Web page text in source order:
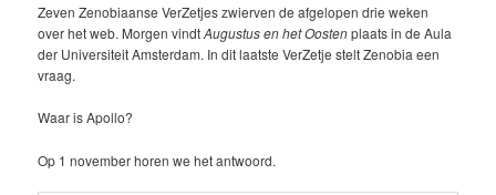
Zeven Zenobiaanse VerZetjes zwierven de afgelopen drie weken
over het web. Morgen vindtAugustus en het Oostenplaats in de Aula
der Universiteit Amsterdam. In dit laatste VerZetje stelt Zenobia een
vraag.
Waar is Apollo?
Op 1 november horen we het antwoord.